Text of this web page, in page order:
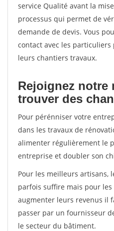
service Qualité avant la
processus qui permet de
demande de devis. Vous
contact avec les
leurs chantiers travaux.
Rejoignez notre
trouver des
Pour pérénniser votre
dans les travaux de
alimenter régulièrement le
entreprise et doubler son
Pour les meilleurs artisans,
parfois suffire mais pour
augmenter leurs revenus il
passer par un fournisseur
le secteur du bâtiment.